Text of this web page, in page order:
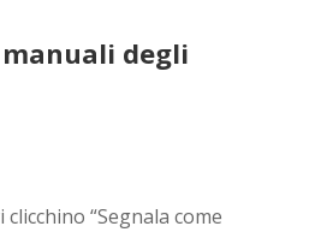
degli
“Segnala come